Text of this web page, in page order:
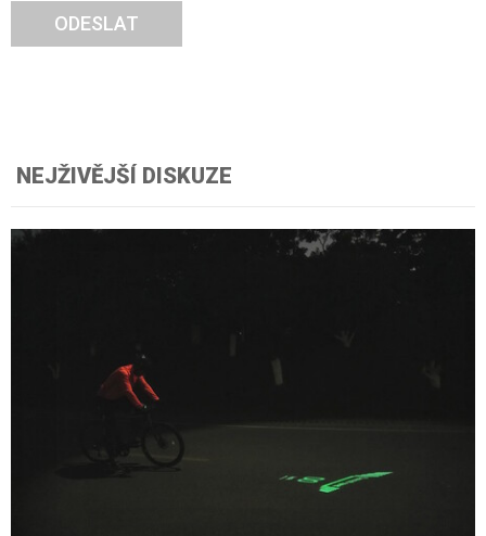
ODESLAT
NEJŽIVĚJŠÍ DISKUZE